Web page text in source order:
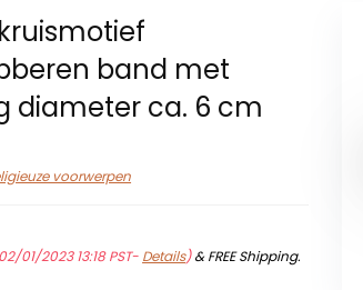
band met
diameter ca. 6 cm
voorwerpen
01/2023 13:18 PST- Details)&FREE Shipping.